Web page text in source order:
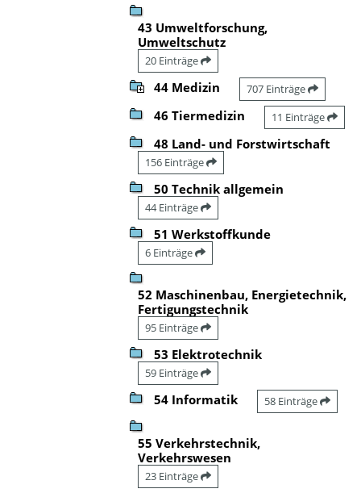
43 Umweltforschung,
Umweltschutz
20 Einträge
44 Medizin 707 Einträge
46 Tiermedizin 11 Einträge
48 Land- und Forstwirtschaft
156 Einträge
50 Technik allgemein
44 Einträge
51 Werkstoffkunde
6 Einträge
52 Maschinenbau, Energietechnik,
Fertigungstechnik
95 Einträge
53 Elektrotechnik
59 Einträge
54 Informatik 58 Einträge
55 Verkehrstechnik,
Verkehrswesen
23 Einträge